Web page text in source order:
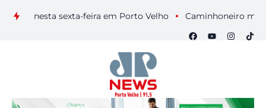
nesta sexta-feira em Porto Velho Caminhoneiro morre